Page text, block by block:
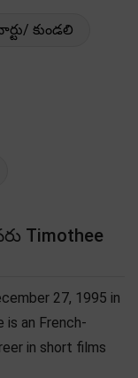
కుండలి
Timothee
27, 1995 in
is an French-
in short films